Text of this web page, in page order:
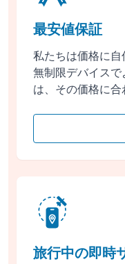
最安値保証
私たちは価格に
無制限デバイス
は、その価格に合
旅行中の即時